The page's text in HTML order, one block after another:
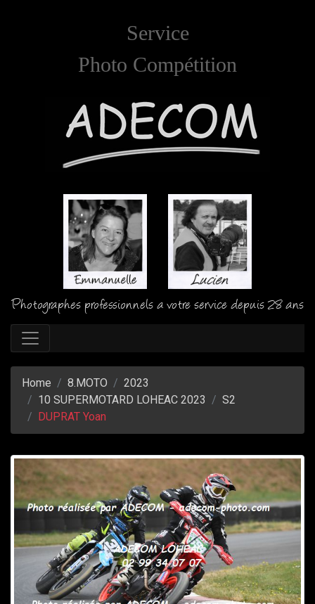
Service
Photo Compétition
Photographes professionnels a votre service depuis 28 ans
Home 8.MOTO
2023
10 SUPERMOTARD LOHEAC 2023
S2
DUPRAT Yoan